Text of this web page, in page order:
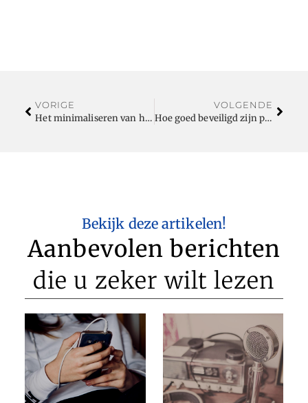
VORIGE
Het minimaliseren van het probleem
VOLGENDE
Hoe goed beveiligd zijn parkeerplaatsen?
Bekijk deze artikelen!
Aanbevolen berichten
die u zeker wilt lezen